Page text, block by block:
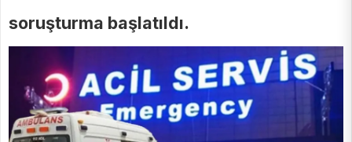
soruşturma başlatıldı.